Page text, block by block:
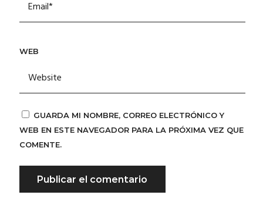
WEB
GUARDA MI NOMBRE, CORREO ELECTRÓNICO Y
WEB EN ESTE NAVEGADOR PARA LA PRÓXIMA VEZ QUE
COMENTE.